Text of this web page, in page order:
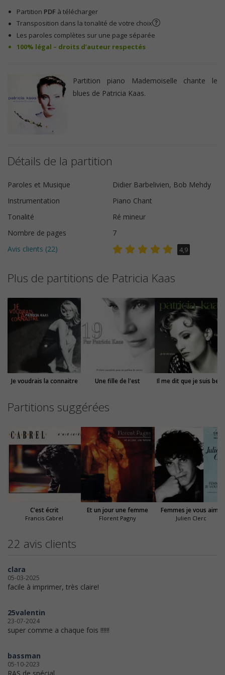
Partition PDF à télécharger
Transposition dans la tonalité de votre choix
Les paroles complètes sur une page séparée
100% légal – droits d’auteur respectés
Partition piano Mademoiselle chante le
blues de Patricia Kaas.
Détails de la partition
Paroles et Musique
Didier Barbelivien, Bob Mehdy
Instrumentation
Piano Chant
Tonalité
Ré mineur
Nombre de pages
7
Avis clients (22) 4,9
Plus de partitions de Patricia Kaas
Je voudrais la connaitre Une fille de l'est Il me dit que je suis
Partitions suggérées
C'est écrit
Francis Cabrel
Et un jour une femme
Florent Pagny
Femmes je vous aime
Julien Clerc
22 avis clients
clara
05-03-2025
facile à imprimer, très claire!
25valentin
23-07-2024
super comme a chaque fois !!!!!!
bassman
05-10-2023